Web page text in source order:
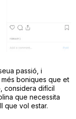
passió, i
boniques que et
considera difícil
que necessita
que vol estar.